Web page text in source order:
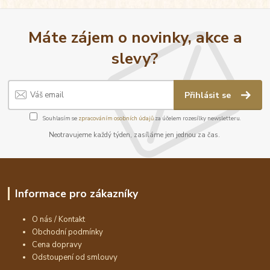
Máte zájem o novinky, akce a
slevy?
Přihlásit se
Souhlasím se zpracováním osobních údajůza účelem rozesílky newsletteru.
Neotravujeme každý týden, zasíláme jen jednou za čas.
Informace pro zákazníky
O nás / Kontakt
Obchodní podmínky
Cena dopravy
Odstoupení od smlouvy